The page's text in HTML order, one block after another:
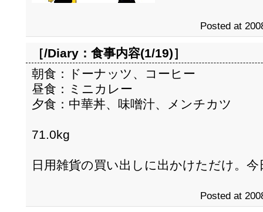
Posted at
［/Diary： 食事内容(1/19)］
朝食：ドーナッツ、コーヒー
昼食：ミニカレー
夕食：中華丼、味噌汁、メンチカツ
71.0kg
日用雑貨の買い出しに出かけただけ。
Posted at